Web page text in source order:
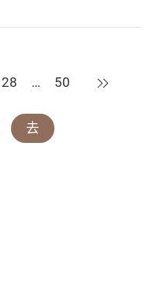
28 … 50 下一頁
去